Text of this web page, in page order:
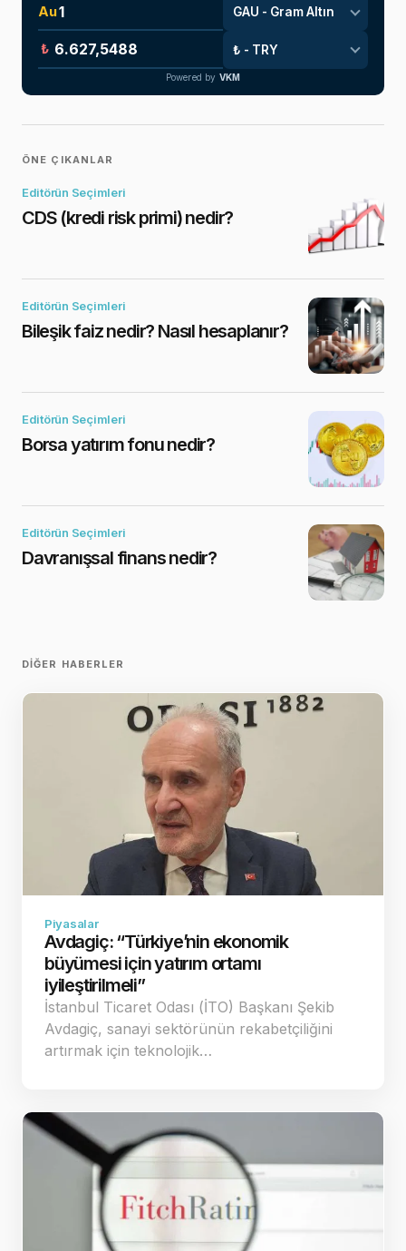
Au
₺
Powered by VKM
ÖNE ÇIKANLAR
Editörün Seçimleri
CDS (kredi risk primi) nedir?
Editörün Seçimleri
Bileşik faiz nedir? Nasıl hesaplanır?
Editörün Seçimleri
Borsa yatırım fonu nedir?
Editörün Seçimleri
Davranışsal finans nedir?
DIĞER HABERLER
Piyasalar
Avdagiç: “Türkiye’nin ekonomik
büyümesi için yatırım ortamı
iyileştirilmeli”
İstanbul Ticaret Odası (İTO) Başkanı Şekib
Avdagiç, sanayi sektörünün rekabetçiliğini
artırmak için teknolojik…